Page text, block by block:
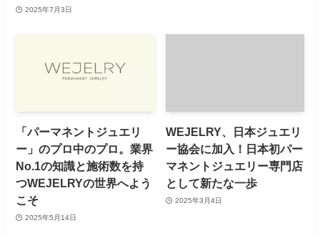
2025年7月3日
「パーマネントジュエリ
ー」のプロ中のプロ。業界
No.1の知識と施術数を持
つWEJELRYの世界へよう
こそ
2025年5月14日
WEJELRY、日本ジュエリ
ー協会に加入！日本初パー
マネントジュエリー専門店
として新たな一歩
2025年3月4日